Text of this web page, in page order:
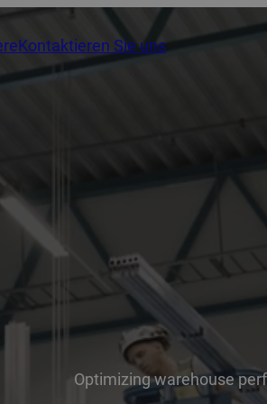
Kontaktieren Sie uns
Optimizing warehouse